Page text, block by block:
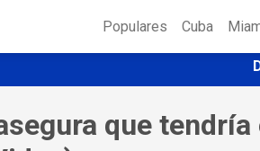
Populares Cuba
que tendría